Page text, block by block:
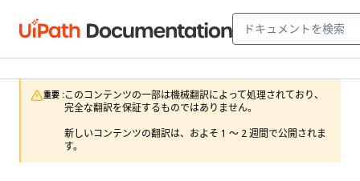
重要 :このコンテンツの一部は機械翻訳によって処理されており、
完全な翻訳を保証するものではありません。
新しいコンテンツの翻訳は、およそ 1 ～ 2 週間で公開されま
す。